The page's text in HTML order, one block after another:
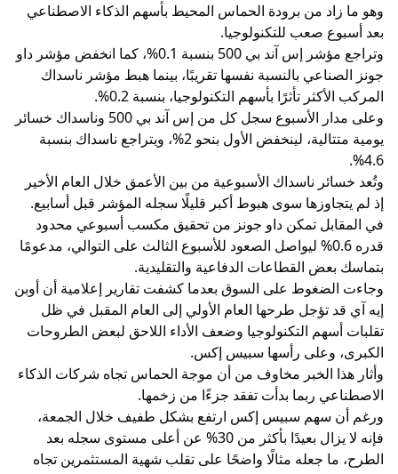
وهو ما زاد من برودة الحماس المحيط بأسهم الذكاء الاصطناعي
بعد أسبوع صعب للتكنولوجيا.
وتراجع مؤشر إس آند بي 500 بنسبة 0.1%، كما انخفض مؤشر داو
جونز الصناعي بالنسبة نفسها تقريبًا، بينما هبط مؤشر ناسداك
المركب الأكثر تأثرًا بأسهم التكنولوجيا، بنسبة 0.2%.
وعلى مدار الأسبوع سجل كل من إس آند بي 500 وناسداك خسائر
يومية متتالية، لينخفض الأول بنحو 2%، ويتراجع ناسداك بنسبة
4.6%.
وتُعد خسائر ناسداك الأسبوعية من بين الأعمق خلال العام الأخير
إذ لم يتجاوزها سوى هبوط أكبر قليلًا سجله المؤشر قبل أسابيع.
في المقابل تمكن داو جونز من تحقيق مكسب أسبوعي محدود
قدره 0.6% ليواصل الصعود للأسبوع الثالث على التوالي، مدعومًا
بتماسك بعض القطاعات الدفاعية والتقليدية.
وجاءت الضغوط على السوق بعدما كشفت تقارير إعلامية أن أوبن
إيه آي قد تؤجل طرحها العام الأولي إلى العام المقبل في ظل
تقلبات أسهم التكنولوجيا وضعف الأداء اللاحق لبعض الطروحات
الكبرى، وعلى رأسها سبيس إكس.
وأثار هذا الخبر مخاوف من أن موجة الحماس تجاه شركات الذكاء
الاصطناعي ربما بدأت تفقد جزءًا من زخمها.
ورغم أن سهم سبيس إكس ارتفع بشكل طفيف خلال الجمعة،
فإنه لا يزال بعيدًا بأكثر من 30% عن أعلى مستوى سجله بعد
الطرح، ما جعله مثالًا واضحًا على تقلب شهية المستثمرين تجاه